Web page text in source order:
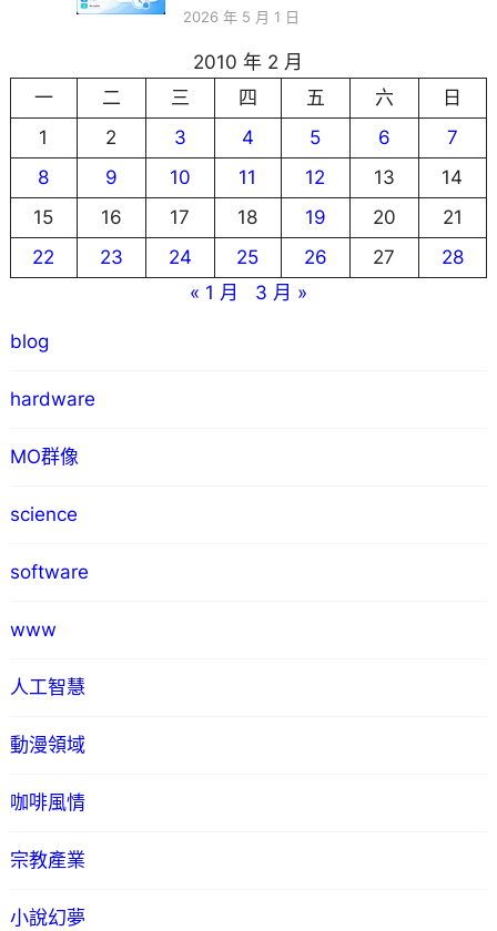
2026 年 5 月 1 日
2010 年 2 月
一
二 三 四 五 六
日
1
2 3 4 5 6
7
8
9 10 11 12 13
14
15
16 17 18 19 20
21
22
23 24 25 26 27
28
« 1 月
3 月 »
blog
hardware
MO群像
science
software
www
人工智慧
動漫領域
咖啡風情
宗教產業
小說幻夢